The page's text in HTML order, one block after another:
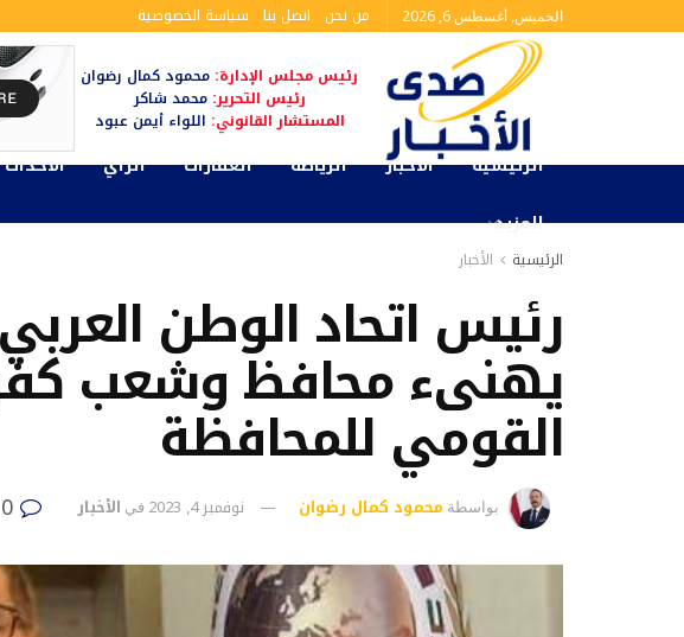
الخميس, أغسطس 6, 2026 من نحن اتصل بنا سياسة الخصوصية
رئيس مجلس الإدارة: محمود كمال رضوان
رئيس التحرير:محمد شاكر
المستشار القانوني: اللواء أيمن عبود
الرئيسية الأخبار الرياضة العقارات الرأي الأحداث
المزيد
الرئيسية الأخبار
رئيس اتحاد الوطن
يهنىء محافظ وشعب كفر
القومي للمحافظة
بواسطة محمود كمال رضوان نوفمبر 4, 2023 في الأخبار